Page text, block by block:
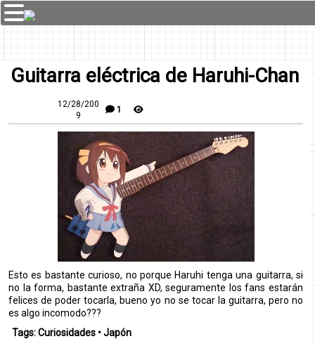
Guitarra eléctrica de Haruhi-Chan
12/28/200
9
1
Esto es bastante curioso, no porque Haruhi tenga una guitarra, si
no la forma, bastante extraña XD, seguramente los fans estarán
felices de poder tocarla, bueno yo no se tocar la guitarra, pero no
es algo incomodo???
Tags:Curiosidades •Japón